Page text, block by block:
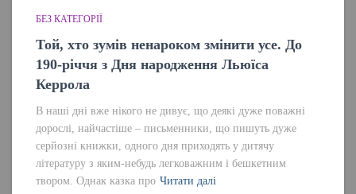
БЕЗ КАТЕГОРІЇ
Той, хто зумів ненароком змінити усе. До
190-річчя з Дня народження Льюїса
Керрола
В наші дні вже нікого не дивує, що деякі дуже поважні
дорослі, найчастіше – письменники, що пишуть дуже
серйозні книжки, одного дня приходять у дитячу
літературу з яким-небудь легковажним і бешкетним
твором. Однак казка про Читати далі